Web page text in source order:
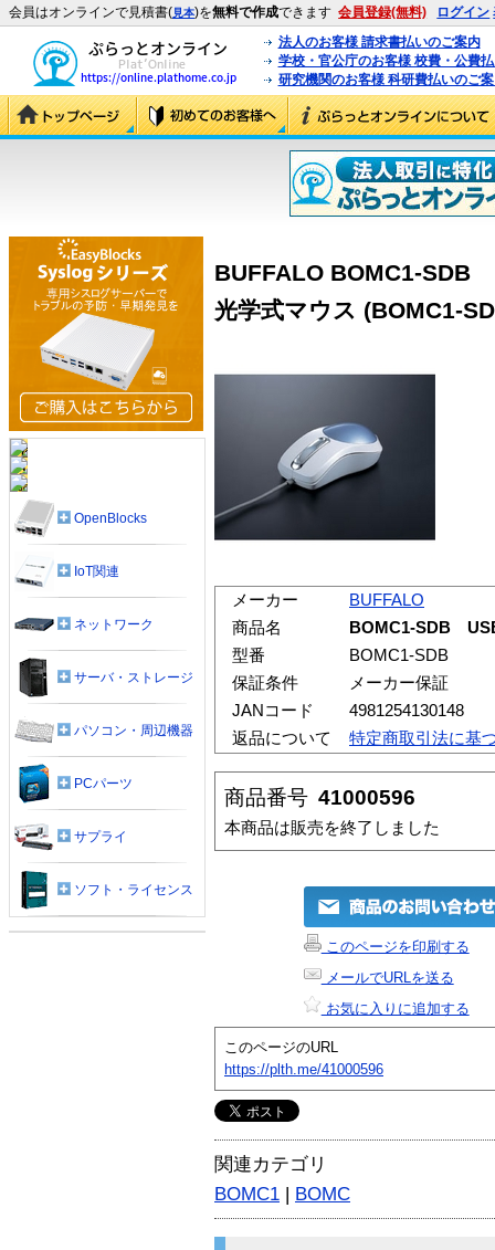
会員はオンラインで見積書(見本)を無料で作成できます 会員登録(無料) ログイン
法人のお客様 請求書払いのご案内
学校・官公庁のお客様 校費・公費
研究機関のお客様 科研費払いのご
BUFFALO BOMC1-SDB
光学式マウス (BOMC1-
メーカー
BUFFALO
商品名
BOMC1-SDB
型番
BOMC1-SDB
保証条件
メーカー保証
JANコード
4981254130148
返品について
特定商取引法に基
商品番号 41000596
本商品は販売を終了しました
このページを印刷する
メールでURLを送る
お気に入りに追加する
このページのURL
https://plth.me/41000596
関連カテゴリ
BOMC1 | BOMC
OpenBlocks
IoT関連
ネットワーク
サーバ・ストレージ
パソコン・周辺機器
PCパーツ
サプライ
ソフト・ライセンス